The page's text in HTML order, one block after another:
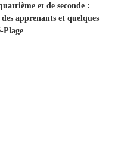
et de seconde :
apprenants et quelques
Plage
les classes de